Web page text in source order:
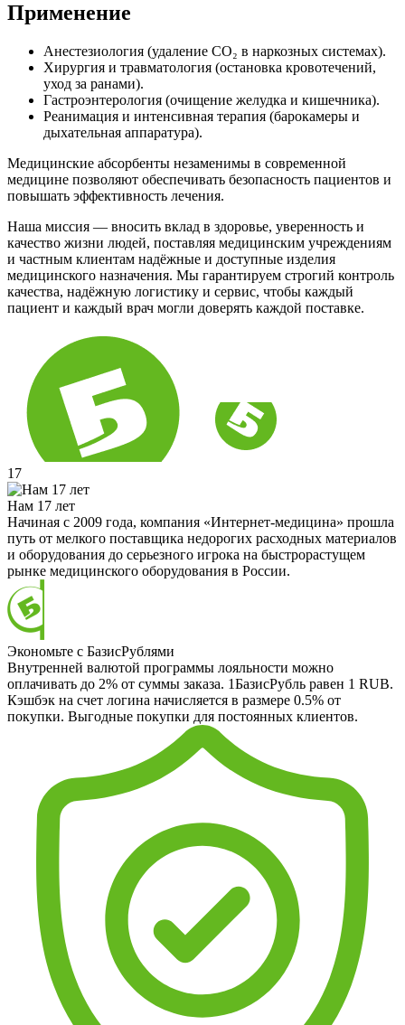
Применение
Анестезиология (удаление CO₂ в наркозных системах).
Хирургия и травматология (остановка кровотечений,
уход за ранами).
Гастроэнтерология (очищение желудка и кишечника).
Реанимация и интенсивная терапия (барокамеры и
дыхательная аппаратура).
Медицинские абсорбенты незаменимы в современной
медицине позволяют обеспечивать безопасность пациентов и
повышать эффективность лечения.
Наша миссия — вносить вклад в здоровье, уверенность и
качество жизни людей, поставляя медицинским учреждениям
и частным клиентам надёжные и доступные изделия
медицинского назначения. Мы гарантируем строгий контроль
качества, надёжную логистику и сервис, чтобы каждый
пациент и каждый врач могли доверять каждой поставке.
17
Нам 17 лет
Начиная с 2009 года, компания «Интернет-медицина» прошла
путь от мелкого поставщика недорогих расходных материалов
и оборудования до серьезного игрока на быстрорастущем
рынке медицинского оборудования в России.
Экономьте с БазисРублями
Внутренней валютой программы лояльности можно
оплачивать до 2% от суммы заказа. 1БазисРубль равен 1 RUB.
Кэшбэк на счет логина начисляется в размере 0.5% от
покупки. Выгодные покупки для постоянных клиентов.